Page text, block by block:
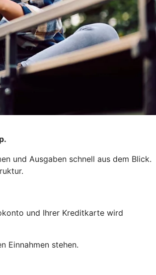
und Ausgaben schnell aus dem Blick.
und Ihrer Kreditkarte wird
Einnahmen stehen.